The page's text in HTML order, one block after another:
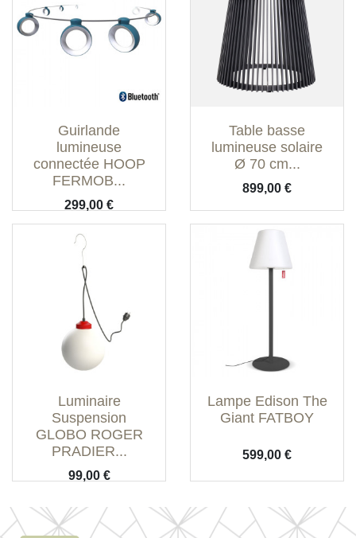
Guirlande
lumineuse
connectée HOOP
FERMOB...
Prix
299,00 €
Table basse
lumineuse solaire
Ø 70 cm...
Prix
899,00 €
Luminaire
Suspension
GLOBO ROGER
PRADIER...
Prix
99,00 €
Lampe Edison The
Giant FATBOY
Prix
599,00 €